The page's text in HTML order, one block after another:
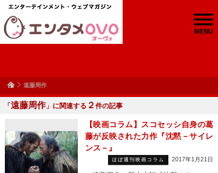
MENU
遠藤周作
「遠藤周作」に関連する ２件の記事
【映画コラム】スコセッシ自身の葛
藤が反映された力作『沈黙－サイレ
ンス－』
ほぼ週刊映画コラム 2017年1月21日